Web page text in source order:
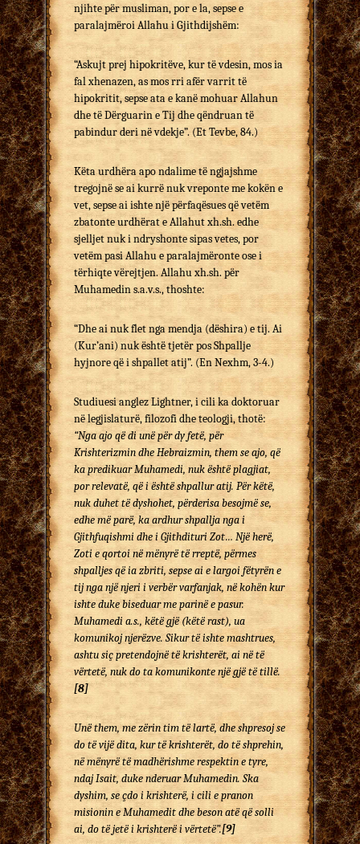
njihte për musliman, por e la, sepse e
paralajmëroi Allahu i Gjithdijshëm:
“Askujt prej hipokritëve, kur të vdesin, mos ia
fal xhenazen, as mos rri afër varrit të
hipokritit, sepse ata e kanë mohuar Allahun
dhe të Dërguarin e Tij dhe qëndruan të
pabindur deri në vdekje”. (Et Tevbe, 84.)
Këta urdhëra apo ndalime të ngjajshme
tregojnë se ai kurrë nuk vreponte me kokën e
vet, sepse ai ishte një për­fa­qësues që vetëm
zbatonte urdhërat e Allahut xh.sh. edhe
sjelljet nuk i ndryshonte sipas vetes, por
vetëm pasi Allahu e paralajmëronte ose i
tërhiqte vërejtjen. Allahu xh.sh. për
Muhamedin s.a.v.s., thoshte:
“Dhe ai nuk flet nga mendja (dëshira) e tij. Ai
(Kur’ani) nuk është tjetër pos Shpallje
hyjnore që i shpallet atij”. (En Nexhm, 3-4.)
Studiuesi anglez Lightner, i cili ka doktoruar
në legji­slaturë, filozofi dhe teologji, thotë:
“Nga ajo që di unë për dy fetë, për
Krishterizmin dhe Hebraizmin, them se ajo, që
ka predikuar Muhamedi, nuk është plagjiat,
por relevatë, që i është shpallur atij. Për këtë,
nuk duhet të dyshohet, përderisa besojmë se,
edhe më parë, ka ardhur shpallja nga i
Gjithfuqishmi dhe i Gjithdituri Zot… Një herë,
Zoti e qortoi në mënyrë të rreptë, përmes
shpalljes që ia zbriti, sepse ai e largoi fëtyrën e
tij nga një njeri i verbër var­fa­njak, në kohën kur
ishte duke biseduar me parinë e pasur.
Muhamedi a.s., këtë gjë (këtë rast), ua
komunikoj njerëzve. Sikur të ishte mashtrues,
ashtu siç pretendojnë të krish­terët, ai në të
vërtetë, nuk do ta komunikonte një gjë të tillë.
[8]
Unë them, me zërin tim të lartë, dhe shpresoj se
do të vijë dita, kur të krishterët, do të shprehin,
në mënyrë të madhërishme respektin e tyre,
ndaj Isait, duke nderuar Muhamedin. Ska
dyshim, se çdo i krishterë, i cili e pranon
misionin e Muhamedit dhe beson atë që solli
ai, do të jetë i krishterë i vërtetë”.[9]